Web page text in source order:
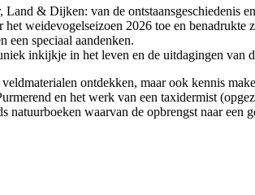
& Dijken: van de ontstaansgeschiedenis
weidevogelseizoen 2026 toe en
een speciaal aandenken.
inkijkje in het leven en de uitdagingen van
ontdekken, maar ook kennis
en het werk van een taxidermist
waarvan de opbrengst naar een